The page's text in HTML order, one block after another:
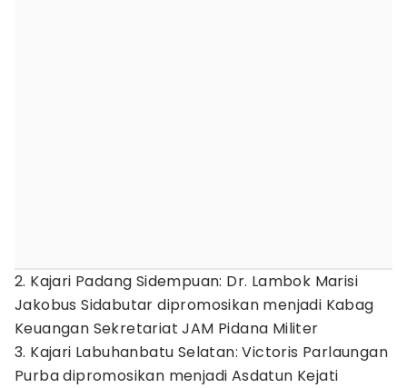
2. Kajari Padang Sidempuan: Dr. Lambok Marisi
Jakobus Sidabutar dipromosikan menjadi Kabag
Keuangan Sekretariat JAM Pidana Militer
3. Kajari Labuhanbatu Selatan: Victoris Parlaungan
Purba dipromosikan menjadi Asdatun Kejati